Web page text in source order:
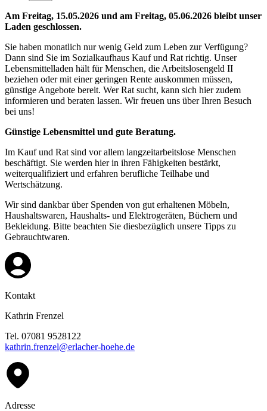
Am Freitag, 15.05.2026 und am Freitag, 05.06.2026 bleibt unser
Laden geschlossen.
Sie haben monatlich nur wenig Geld zum Leben zur Verfügung?
Dann sind Sie im Sozialkaufhaus Kauf und Rat richtig. Unser
Lebensmittelladen hält für Menschen, die Arbeitslosengeld II
beziehen oder mit einer geringen Rente auskommen müssen,
günstige Angebote bereit. Wer Rat sucht, kann sich hier zudem
informieren und beraten lassen. Wir freuen uns über Ihren Besuch
bei uns!
Günstige Lebensmittel und gute Beratung.
Im Kauf und Rat sind vor allem langzeitarbeitslose Menschen
beschäftigt. Sie werden hier in ihren Fähigkeiten bestärkt,
weiterqualifiziert und erfahren berufliche Teilhabe und
Wertschätzung.
Wir sind dankbar über Spenden von gut erhaltenen Möbeln,
Haushaltswaren, Haushalts- und Elektrogeräten, Büchern und
Bekleidung. Bitte beachten Sie diesbezüglich unsere Tipps zu
Gebrauchtwaren.
Kontakt
Kathrin Frenzel
Tel. 07081 9528122
kathrin.frenzel@erlacher-hoehe.de
Adresse